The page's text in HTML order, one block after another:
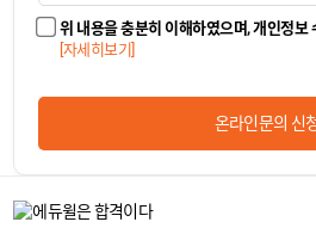
위 내용을 충분히 이해하였으며, 개인정보
[자세히보기]
온라인문의 신